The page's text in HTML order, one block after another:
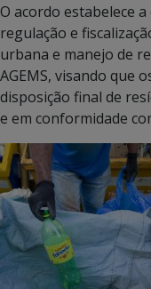
O acordo estabelece
regulação e
urbana e manejo de
AGEMS, visando que
disposição final de
e em conformidade